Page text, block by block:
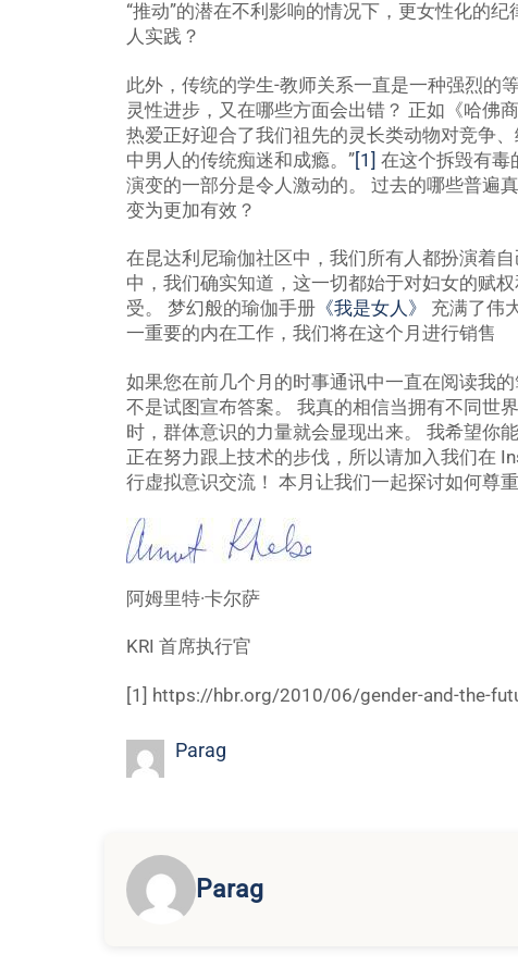
“推动”的潜在不利影响的情况下，更女性化的
人实践？
此外，传统的学生-教师关系一直是一种强烈的
灵性进步，又在哪些方面会出错？ 正如《哈佛
热爱正好迎合了我们祖先的灵长类动物对竞争
中男人的传统痴迷和成瘾。”[1] 在这个拆毁有毒
演变的一部分是令人激动的。 过去的哪些普遍
变为更加有效？
在昆达利尼瑜伽社区中，我们所有人都扮演着
中，我们确实知道，这一切都始于对妇女的赋
受。 梦幻般的瑜伽手册《我是女人》 充满了伟
一重要的内在工作，我们将在这个月进行销售
如果您在前几个月的时事通讯中一直在阅读我
不是试图宣布答案。 我真的相信当拥有不同世
时，群体意识的力量就会显现出来。 我希望你
正在努力跟上技术的步伐，所以请加入我们在
行虚拟意识交流！ 本月让我们一起探讨如何尊
阿姆里特·卡尔萨
KRI 首席执行官
[1] https://hbr.org/2010/06/gender-and-the-
Parag
Parag